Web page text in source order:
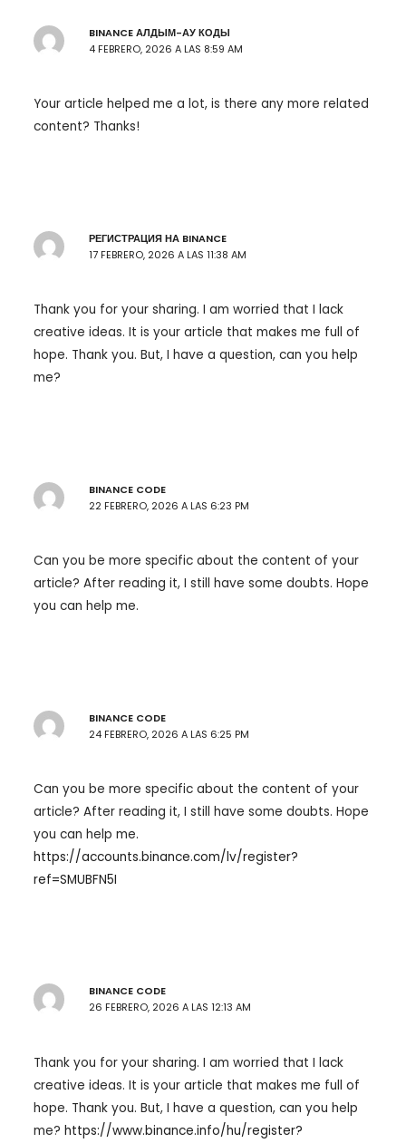
BINANCE АЛДЫМ-АУ КОДЫ
4 FEBRERO, 2026 A LAS 8:59 AM
Your article helped me a lot, is there any more related
content? Thanks!
РЕГИСТРАЦИЯ НА BINANCE
17 FEBRERO, 2026 A LAS 11:38 AM
Thank you for your sharing. I am worried that I lack
creative ideas. It is your article that makes me full of
hope. Thank you. But, I have a question, can you help
me?
BINANCE CODE
22 FEBRERO, 2026 A LAS 6:23 PM
Can you be more specific about the content of your
article? After reading it, I still have some doubts. Hope
you can help me.
BINANCE CODE
24 FEBRERO, 2026 A LAS 6:25 PM
Can you be more specific about the content of your
article? After reading it, I still have some doubts. Hope
you can help me.
https://accounts.binance.com/lv/register?
ref=SMUBFN5I
BINANCE CODE
26 FEBRERO, 2026 A LAS 12:13 AM
Thank you for your sharing. I am worried that I lack
creative ideas. It is your article that makes me full of
hope. Thank you. But, I have a question, can you help
me? https://www.binance.info/hu/register?